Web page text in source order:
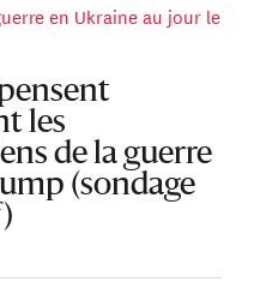
en Ukraine au jour le
les
de la guerre
(sondage